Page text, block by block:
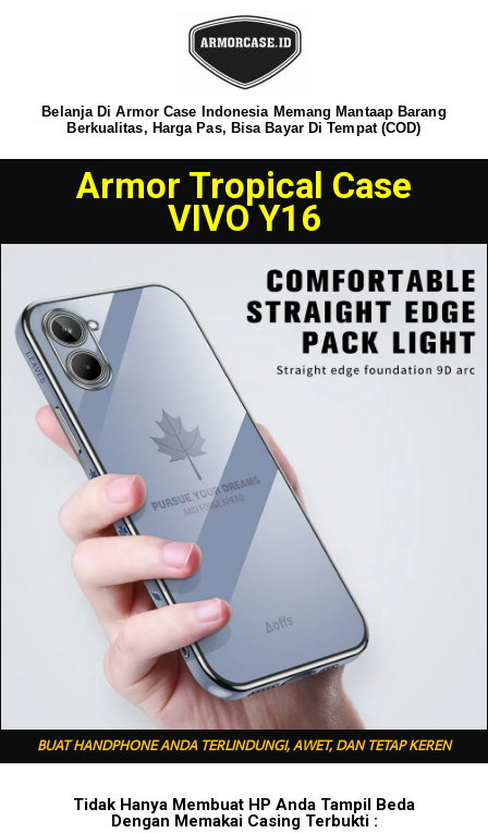
Belanja Di Armor Case Indonesia Memang Mantaap Barang
Berkualitas, Harga Pas, Bisa Bayar Di Tempat (COD)
Armor Tropical Case
VIVO Y16
BUAT HANDPHONE ANDA TERLINDUNGI, AWET, DAN TETAP KEREN
Tidak Hanya Membuat HP Anda Tampil Beda
Dengan Memakai Casing Terbukti :